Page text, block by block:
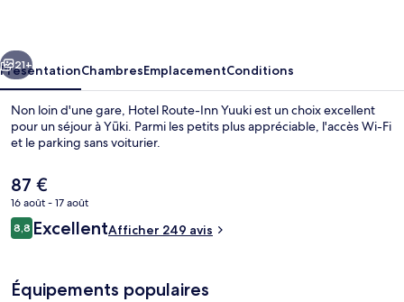
Suivant
21+
PrésentationChambresEmplacementConditions
Non loin d'une gare, Hotel Route-Inn Yuuki est un choix excellent
pour un séjour à Yūki. Parmi les petits plus appréciable, l'accès Wi-Fi
et le parking sans voiturier.
Le
prix
actuel
est
87 €
16 août - 17 août
Avis
voyageurs
8,88,8 sur 10
ExcellentAfficher 249 avis
Équipements populaires